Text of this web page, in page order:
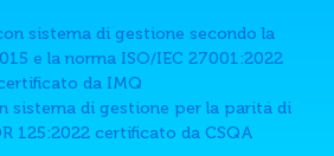
sistema di gestione secondo la
e la norma ISO/IEC 27001:2022
da IMQ
sistema di gestione per la paritá di
125:2022 certificato da CSQA